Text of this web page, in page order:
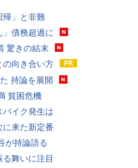
帰」と非難
」債務超過に
驚きの結末
の向き合い方
持論を展開
貧困危機
パイク発生は
に来た新定番
が持論語る
舞いに注目